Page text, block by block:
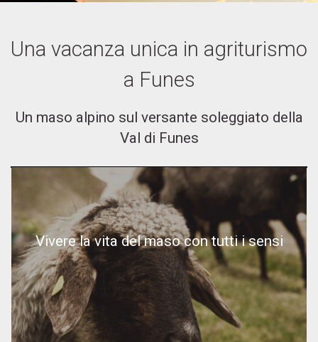
Una vacanza unica in agriturismo
a Funes
Un maso alpino sul versante soleggiato della
Val di Funes
Vivere la vita del maso con tutti i sensi